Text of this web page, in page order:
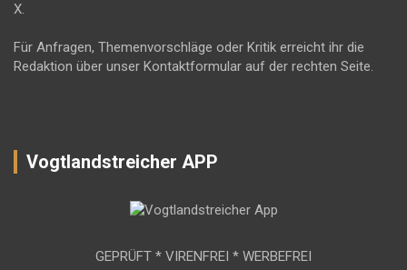
X.
Für Anfragen, Themenvorschläge oder Kritik erreicht ihr die
Redaktion über unser Kontaktformular auf der rechten Seite.
Vogtlandstreicher APP
GEPRÜFT * VIRENFREI * WERBEFREI